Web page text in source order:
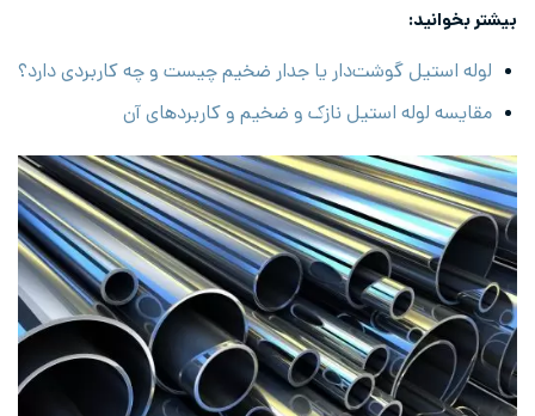
بیشتر بخوانید:
لوله استیل گوشت‌دار یا جدار ضخیم چیست و چه کاربردی دارد؟
مقایسه لوله استیل نازک و ضخیم و کاربردهای آن